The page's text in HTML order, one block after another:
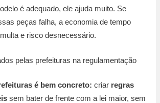
é adequado, ele ajuda muito. Se
peças falha, a economia de tempo
e risco desnecessário.
pelas prefeituras na regulamentação
é bem concreto: criar regras
sem bater de frente com a lei maior, sem